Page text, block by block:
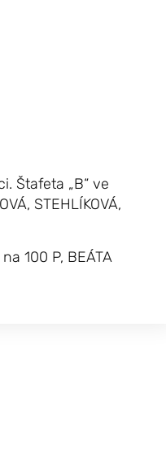
Štafeta „B“ ve
STEHLÍKOVÁ,
100 P, BEÁTA